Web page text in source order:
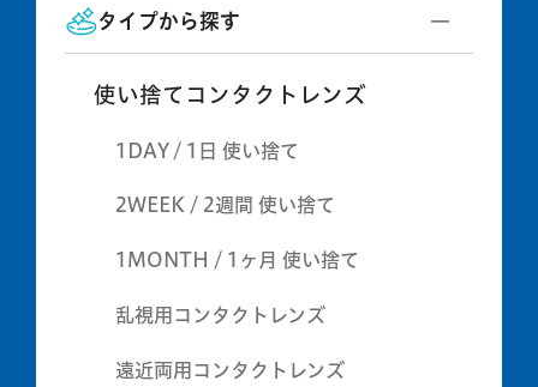
タイプから探す
使い捨てコンタクトレンズ
1DAY / 1日 使い捨て
2WEEK / 2週間 使い捨て
1MONTH / 1ヶ月 使い捨て
乱視用コンタクトレンズ
遠近両用コンタクトレンズ